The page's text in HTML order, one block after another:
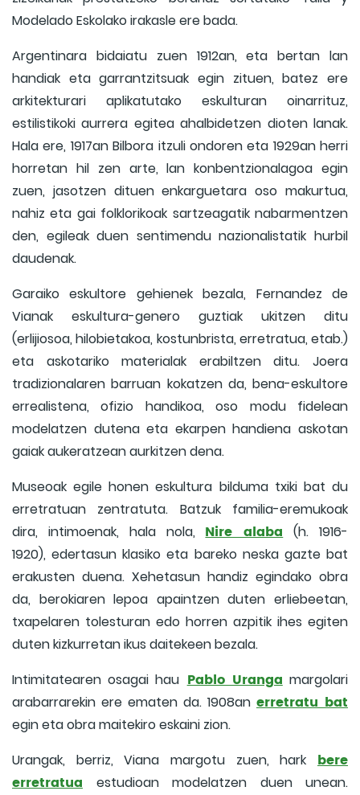
Modelado Eskolako irakasle ere bada.
Argentinara bidaiatu zuen 1912an, eta bertan lan
handiak eta garrantzitsuak egin zituen, batez ere
arkitekturari aplikatutako eskulturan oinarrituz,
estilistikoki aurrera egitea ahalbidetzen dioten lanak.
Hala ere, 1917an Bilbora itzuli ondoren eta 1929an herri
horretan hil zen arte, lan konbentzionalagoa egin
zuen, jasotzen dituen enkarguetara oso makurtua,
nahiz eta gai folklorikoak sartzeagatik nabarmentzen
den, egileak duen sentimendu nazionalistatik hurbil
daudenak.
Garaiko eskultore gehienek bezala, Fernandez de
Vianak eskultura-genero guztiak ukitzen ditu
(erlijiosoa, hilobietakoa, kostunbrista, erretratua, etab.)
eta askotariko materialak erabiltzen ditu. Joera
tradizionalaren barruan kokatzen da, bena-eskultore
errealistena, ofizio handikoa, oso modu fidelean
modelatzen dutena eta ekarpen handiena askotan
gaiak aukeratzean aurkitzen dena.
Museoak egile honen eskultura bilduma txiki bat du
erretratuan zentratuta. Batzuk familia-eremukoak
dira, intimoenak, hala nola, Nire alaba (h. 1916-
1920), edertasun klasiko eta bareko neska gazte bat
erakusten duena. Xehetasun handiz egindako obra
da, berokiaren lepoa apaintzen duten erliebeetan,
txapelaren tolesturan edo horren azpitik ihes egiten
duten kizkurretan ikus daitekeen bezala.
Intimitatearen osagai hau Pablo Uranga margolari
arabarrarekin ere ematen da. 1908an erretratu bat
egin eta obra maitekiro eskaini zion.
Urangak, berriz, Viana margotu zuen, hark bere
erretratua estudioan modelatzen duen unean.